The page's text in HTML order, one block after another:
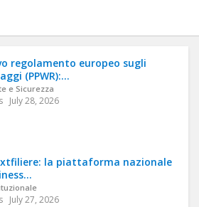
regolamento europeo sugli
(PPWR):...
e Sicurezza
July 28, 2026
la piattaforma nazionale
July 27, 2026